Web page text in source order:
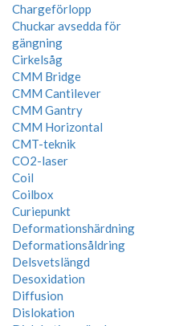
Chargeförlopp
Chuckar avsedda för
gängning
Cirkelsåg
CMM Bridge
CMM Cantilever
CMM Gantry
CMM Horizontal
CMT-teknik
CO2-laser
Coil
Coilbox
Curiepunkt
Deformationshärdning
Deformationsåldring
Delsvetslängd
Desoxidation
Diffusion
Dislokation